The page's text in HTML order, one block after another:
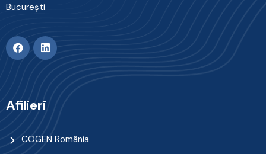
Bucureşti
Afilieri
COGEN România